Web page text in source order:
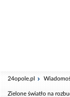
24opole.pl
Zielone światło na